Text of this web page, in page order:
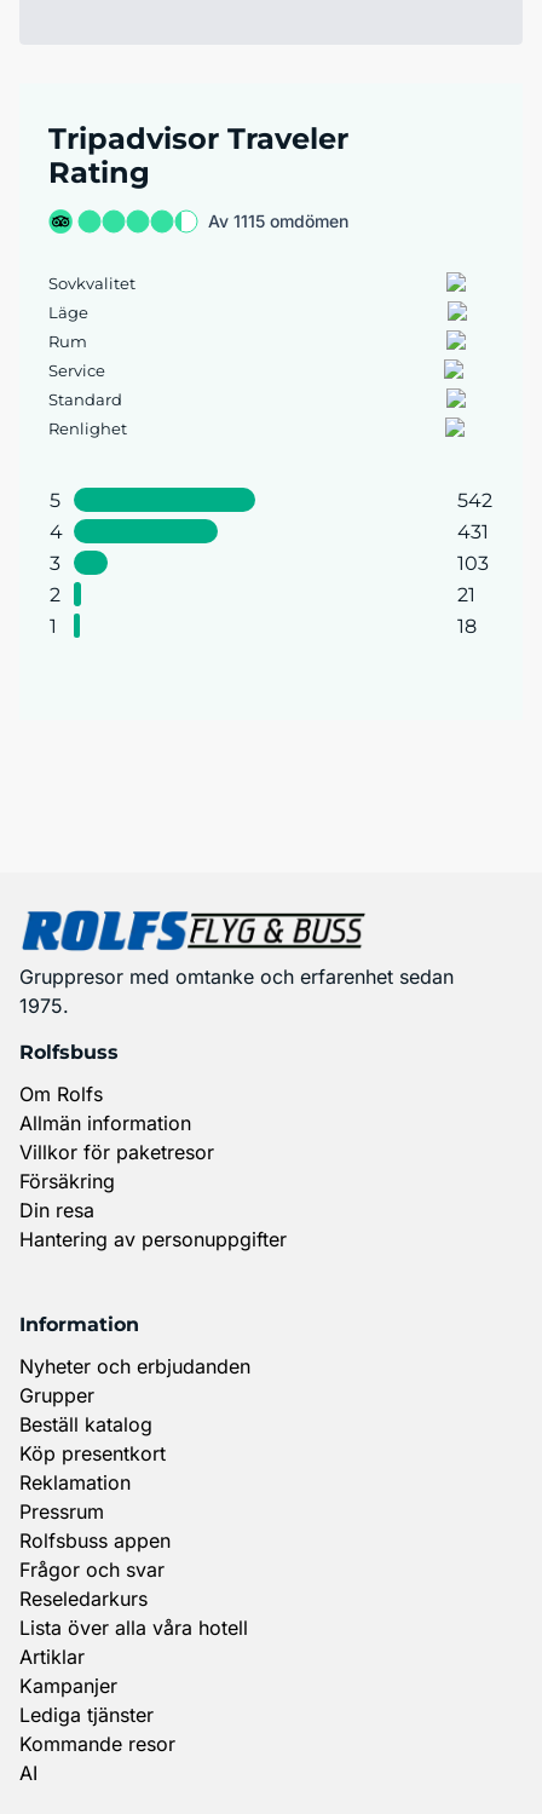
Tripadvisor Traveler
Rating
Av 1115 omdömen
Sovkvalitet
Läge
Rum
Service
Standard
Renlighet
5
542
4
431
3
103
2
21
1
18
Gruppresor med omtanke och erfarenhet sedan
1975.
Rolfsbuss
Om Rolfs
Allmän information
Villkor för paketresor
Försäkring
Din resa
Hantering av personuppgifter
Information
Nyheter och erbjudanden
Grupper
Beställ katalog
Köp presentkort
Reklamation
Pressrum
Rolfsbuss appen
Frågor och svar
Reseledarkurs
Lista över alla våra hotell
Artiklar
Kampanjer
Lediga tjänster
Kommande resor
AI